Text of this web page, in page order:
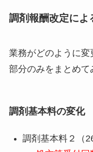
調剤報酬改定によ
業務がどのように
部分のみをまとめて
調剤基本料の変化
調剤基本料２（